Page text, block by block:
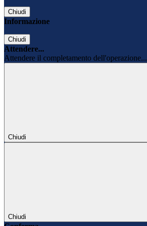
Chiudi
Informazione
Chiudi
Attendere...
Attendere il completamento dell'operazione...
Chiudi
Chiudi